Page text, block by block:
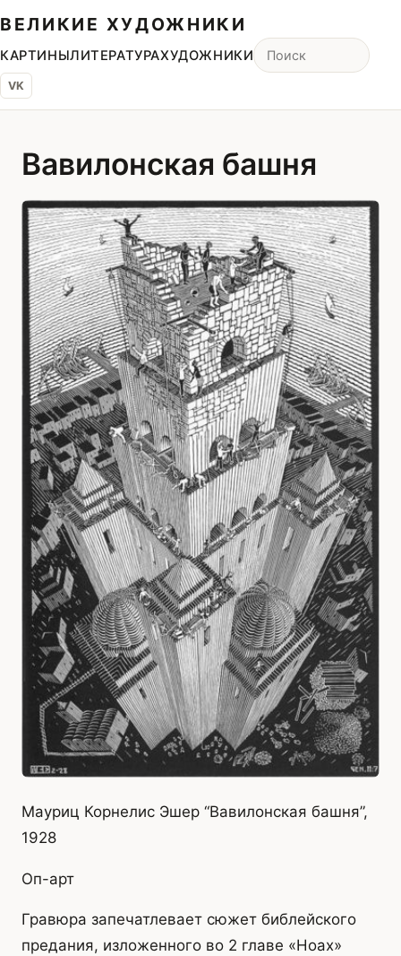
ВЕЛИКИЕ ХУДОЖНИКИ
КАРТИНЫЛИТЕРАТУРАХУДОЖНИКИ
VK
Вавилонская башня
Мауриц Корнелис Эшер “Вавилонская башня”,
1928
Оп-арт
Гравюра запечатлевает сюжет библейского
предания, изложенного во 2 главе «Ноах»